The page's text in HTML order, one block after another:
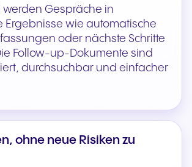
werden Gespräche in
Ergebnisse wie automatische
oder nächste Schritte
Follow-up-Dokumente sind
durchsuchbar und einfacher
ohne neue Risiken zu